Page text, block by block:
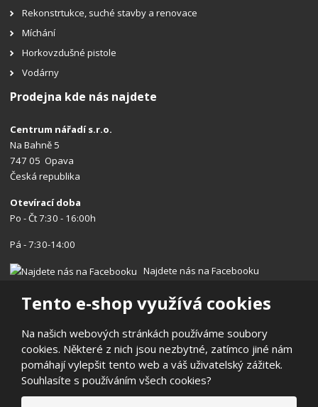
Tento e-shop využívá cookies
Na našich webových stránkách používáme soubory
cookies. Některé z nich jsou nezbytné, zatímco jiné nám
pomáhají vylepšit tento web a váš uživatelský zážitek.
Souhlasíte s používáním všech cookies?
Rekonstrtukce, suché stavby a renovace
Míchání
Horkovzdušné pistole
Vodárny
Prodejna kde nás najdete
Centrum nářadí s.r.o.
Na Bahně 5
747 05 Opava
Česká republika
Otevírací doba
Po - Čt 7:30 - 16:00h
Pá - 7:30-14:00
Najdete nás na Facebooku
© 2026, Centrum nářadí s.r.o.
Prohlášení o přístupnosti|Ochrana osobních údajů| Mapa stránek
Reklamace/Vrácení